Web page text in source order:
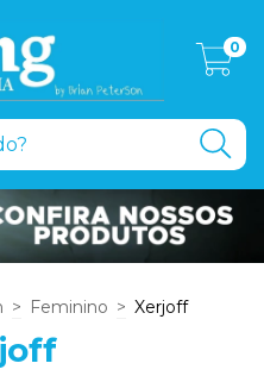
0
> Feminino > Xerjoff